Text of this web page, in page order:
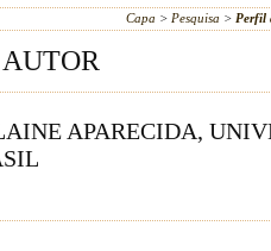
Capa > Pesquisa > Perfil
APARECIDA,